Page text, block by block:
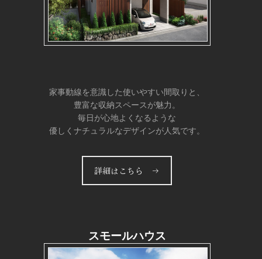
家事動線を意識した使いやすい間取りと、
豊富な収納スペースが魅力。
毎日が心地よくなるような
優しくナチュラルなデザインが人気です。
詳細はこちら →
スモールハウス